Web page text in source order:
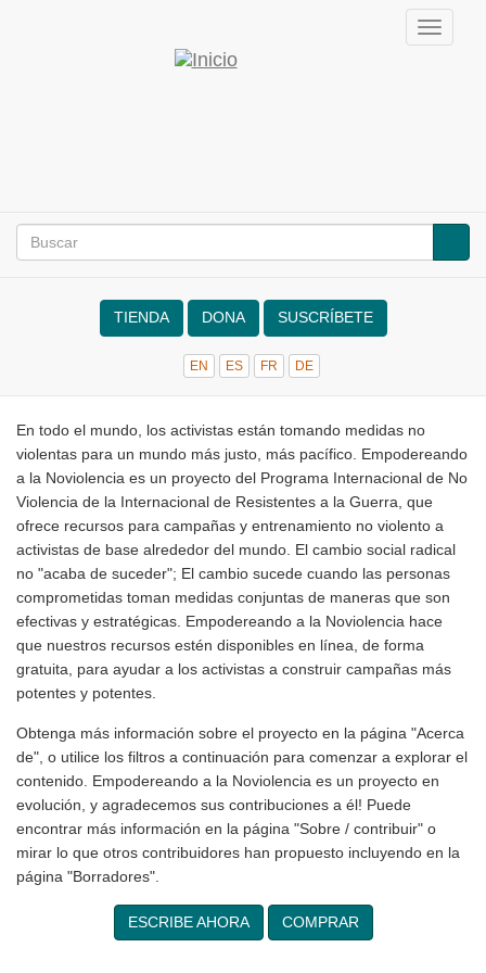
noviolencia
Toggle
Search
Buscar
TIENDA DONA SUSCRÍBETE
EN ES FR DE
NVRM
En todo el mundo, los activistas están tomando medidas no
violentas para un mundo más justo, más pacífico.
Empodereando a la Noviolencia es un proyecto del Programa
Internacional de No Violencia de la Internacional de Resistentes
a la Guerra, que ofrece recursos para campañas y
entrenamiento no violento a activistas de base alrededor del
mundo. El cambio social radical no "acaba de suceder"; El
cambio sucede cuando las personas comprometidas toman
medidas conjuntas de maneras que son efectivas y
estratégicas. Empodereando a la Noviolencia hace que
nuestros recursos estén disponibles en línea, de forma gratuita,
para ayudar a los activistas a construir campañas más
Obtenga más información sobre el proyecto en la página
"Acerca de", o utilice los filtros a continuación para comenzar a
explorar el contenido. Empodereando a la Noviolencia es un
proyecto en evolución, y agradecemos sus contribuciones a él!
Puede encontrar más información en la página "Sobre /
contribuir" o mirar lo que otros contribuidores han propuesto
incluyendo en la página "Borradores".
ESCRIBE AHORA COMPRAR